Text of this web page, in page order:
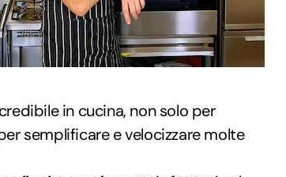
in cucina, non solo per
semplificare e velocizzare molte